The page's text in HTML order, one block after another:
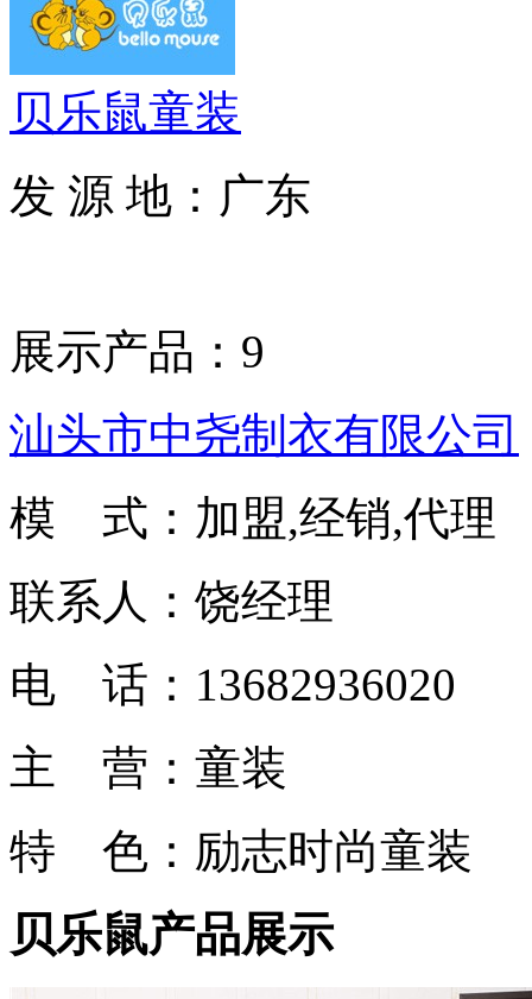
贝乐鼠童装
发 源 地：广东
展示产品：9
汕头市中尧制衣有限公司
模 式：加盟,经销,代理
联系人：饶经理
电 话：13682936020
主 营：童装
特 色：励志时尚童装
贝乐鼠产品展示